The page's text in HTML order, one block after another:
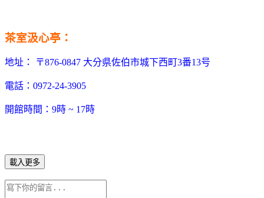
茶室汲心亭：
地址： 〒876-0847 大分県佐伯市城下西町3番13号
電話：0972-24-3905
開館時間：9時 ~ 17時
載入更多